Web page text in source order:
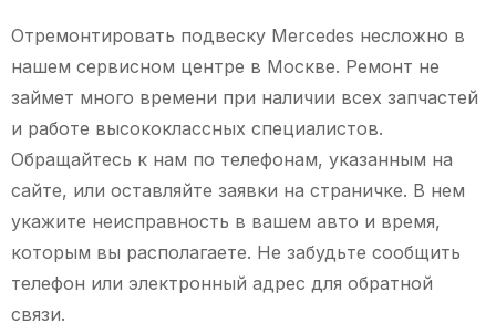
Отремонтировать подвеску Mercedes несложно в
нашем сервисном центре в Москве. Ремонт не
займет много времени при наличии всех запчастей
и работе высококлассных специалистов.
Обращайтесь к нам по телефонам, указанным на
сайте, или оставляйте заявки на страничке. В нем
укажите неисправность в вашем авто и время,
которым вы располагаете. Не забудьте сообщить
телефон или электронный адрес для обратной
связи.